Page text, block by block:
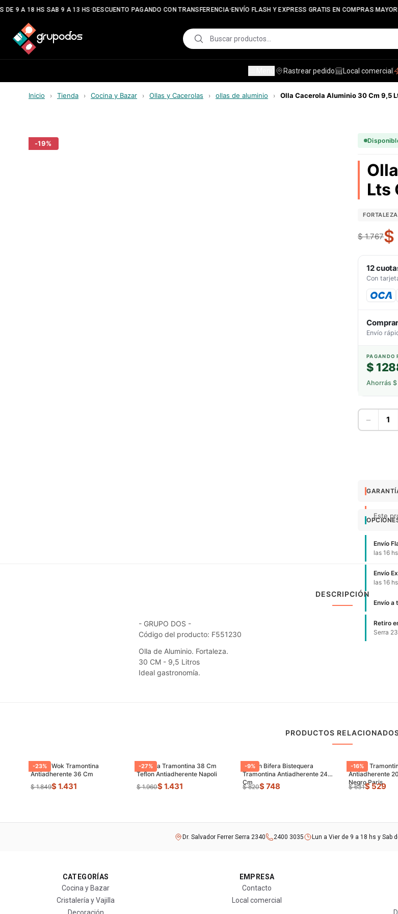
DE 9 A 18 HS SAB 9 A 13 HS•DESCUENTO PAGANDO CON TRANSFERENCIA•ENVÍO FLASH Y EXPRESS GRATIS EN COMPRAS
Rastrear pedido Local comercial
Inicio › Tienda › Cocina y Bazar › Ollas y Cacerolas › ollas de aluminio › Olla Cacerola Aluminio 30 Cm 9,5
-19%
Lts
FORTALEZA
$ 1.767$
12
Con
Envío
PAGANDO
$
Ahorrás $
−
Este
Envío
las 16
Envío
las 16
Envío a
Retiro
Serra
DESCRIPCIÓN
- GRUPO DOS -
Código del producto: F551230
Olla de Aluminio. Fortaleza.
30 CM - 9,5 Litros
Ideal gastronomía.
PRODUCTOS
-23%
Sarten Wok Tramontina
Antiadherente 36 Cm
$ 1.849$ 1.431
-27%
Paellera Tramontina 38 Cm
Teflon Antiadherente Napoli
$ 1.960$ 1.431
-9%
Sarten Bifera Bistequera
Tramontina Antiadherente 24
Cm
$ 820$ 748
-16%
Sarten
Antiadherente
Negro Paris
$ 631$ 529
Dr. Salvador Ferrer Serra 2340 2400 3035 Lun a Vier de 9 a 18 hs y Sab
CATEGORÍAS
Cocina y Bazar
Cristalería y Vajilla
EMPRESA
Contacto
Local comercial